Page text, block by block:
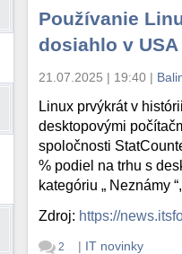
Používanie
dosiahlo v
21.07.2025 | 19:40 |
Linux prvýkrát v
desktopovými
spoločnosti
% podiel na trhu s
kategóriu „ Neznámy
Zdroj: https://
2 | IT novinky